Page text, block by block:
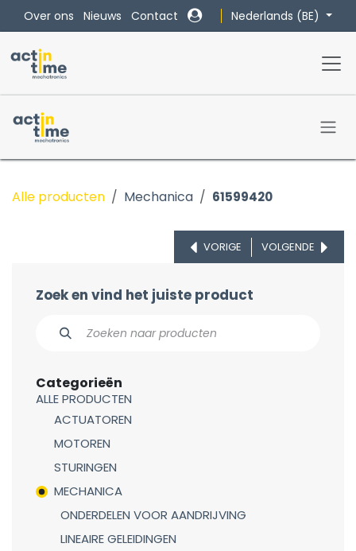
Overslaan naar inhoud
Over ons Nieuws Contact Nederlands (BE)
Alle producten Mechanica 61599420
VORIGE VOLGENDE
Zoek en vind het juiste product
Categorieën
ALLE PRODUCTEN
ACTUATOREN
MOTOREN
STURINGEN
MECHANICA
ONDERDELEN VOOR AANDRIJVING
LINEAIRE GELEIDINGEN